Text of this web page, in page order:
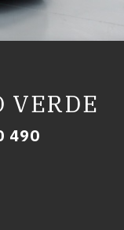
VERDE
490